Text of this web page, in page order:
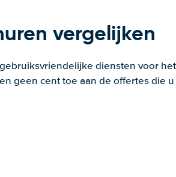
vergelijken
diensten voor
geen cent toe aan de offertes die